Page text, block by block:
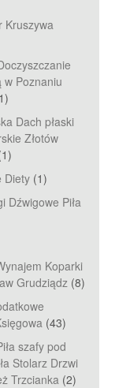
Kruszywa
w Poznaniu
Dach płaski
Złotów
Diety (1)
Dźwigowe Piła
Koparki
Grudziądz (8)
(43)
szafy pod
Stolarz Drzwi
Trzcianka (2)